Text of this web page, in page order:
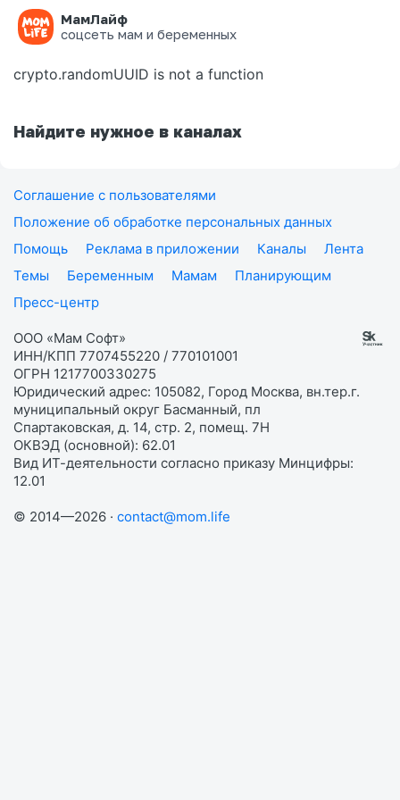
МамЛайф
соцсеть мам и беременных
Ошибка на странице
crypto.randomUUID is not a function
Найдите нужное в каналах
Соглашение с пользователями
Положение об обработке персональных данных
Помощь
Реклама в приложении Каналы
Лента
Темы
Беременным Мамам
Планирующим
Пресс-центр
ООО «Мам Софт»
ИНН/КПП 7707455220 / 770101001
ОГРН 1217700330275
Юридический адрес: 105082, Город Москва, вн.тер.г.
муниципальный округ Басманный, пл
Спартаковская, д. 14, стр. 2, помещ. 7Н
ОКВЭД (основной): 62.01
Вид ИТ-деятельности согласно приказу Минцифры:
12.01
© 2014—2026 · contact@mom.life